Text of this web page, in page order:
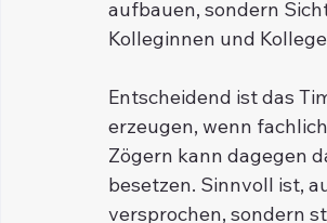
aufbauen, sondern
Kolleginnen und
Entscheidend ist das
erzeugen, wenn
Zögern kann dagegen
besetzen. Sinnvoll ist,
versprochen, sondern